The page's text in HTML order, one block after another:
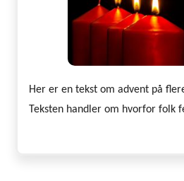
Her er en tekst om advent på
Teksten handler om hvorfor folk